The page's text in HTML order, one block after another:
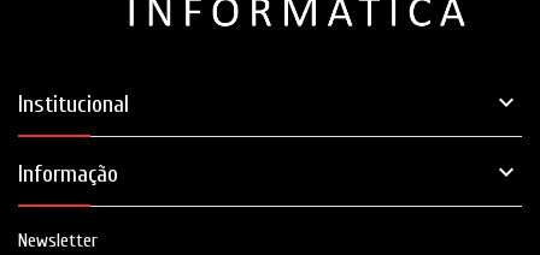
Institucional 
Informação 
Newsletter